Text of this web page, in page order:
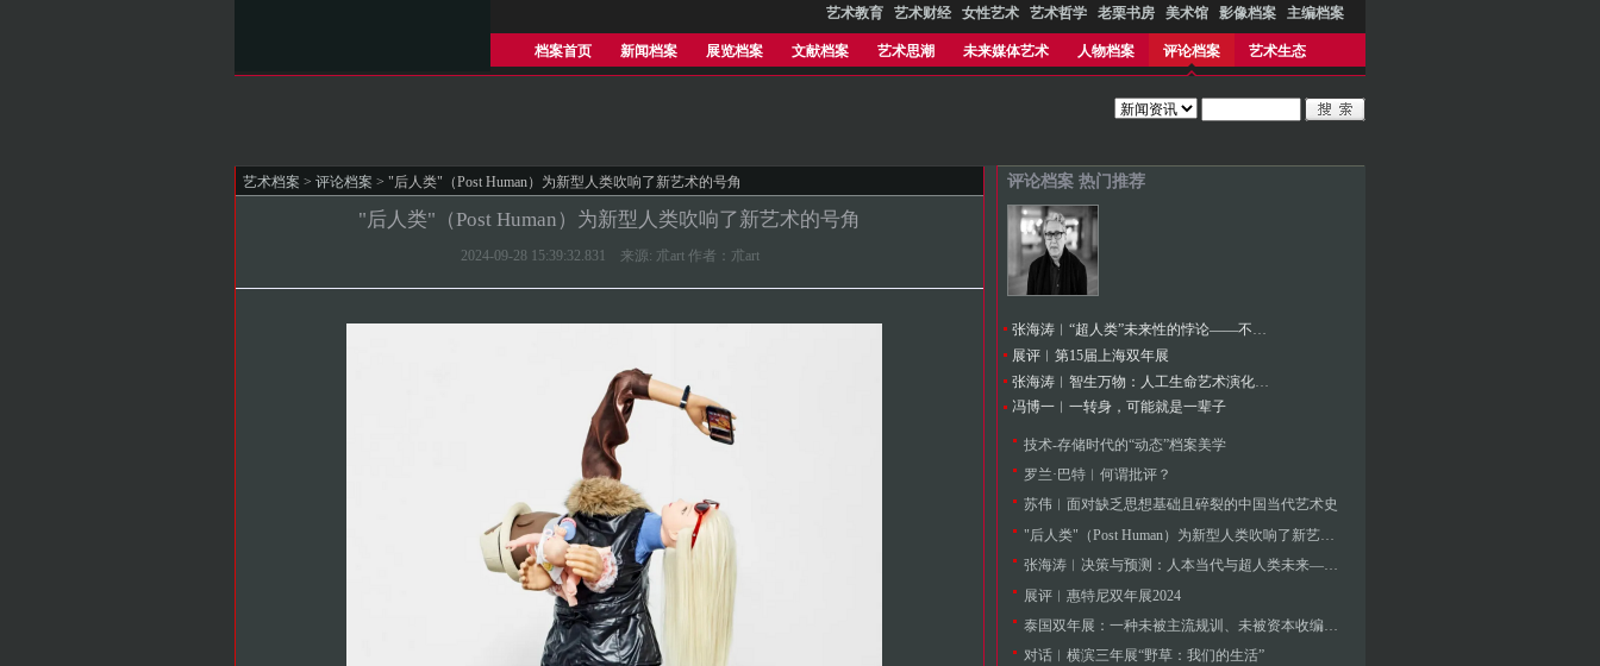
艺术教育 艺术财经 女性艺术 艺术哲学 老栗书房 美术馆 影像档案 主编档案
档案首页 新闻档案 展览档案 文献档案 艺术思潮 未来媒体艺术 人物档案 评论档案 艺术生态
艺术档案 > 评论档案 > "后人类"（Post Human）为新型人类吹响了新艺术的号角
"后人类"（Post Human）为新型人类吹响了新艺术的号角
2024-09-28 15:39:32.831 来源: 朮art 作者：朮art
评论档案 热门推荐
张海涛︱“超人类”未来性的悖论——不断定义的人类与超人本的两用困境
展评︱第15届上海双年展
冯博一︱一转身，可能就是一辈子
技术-存储时代的“动态”档案美学
罗兰·巴特︱何谓批评？
苏伟︱面对缺乏思想基础且碎裂的中国当代艺术史
"后人类"（Post Human）为新型人类吹响了新艺术的号角
张海涛︱决策与预测：人本当代与超人类未来——自律与反思：互为参照系数的当代艺术与未来艺术
展评︱惠特尼双年展2024
泰国双年展：一种未被主流规训、未被资本收编的生命力
对话︱横滨三年展“野草：我们的生活”